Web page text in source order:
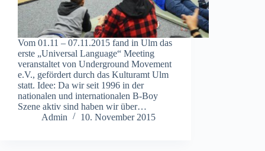
Vom 01.11 – 07.11.2015 fand in Ulm das
erste „Universal Language“ Meeting
veranstaltet von Underground Movement
e.V., gefördert durch das Kulturamt Ulm
statt. Idee: Da wir seit 1996 in der
nationalen und internationalen B-Boy
Szene aktiv sind haben wir über…
Admin
10. November 2015